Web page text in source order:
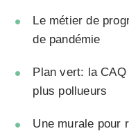
Le métier de
de pandémie
Plan vert: la
plus pollueurs
Une murale pour